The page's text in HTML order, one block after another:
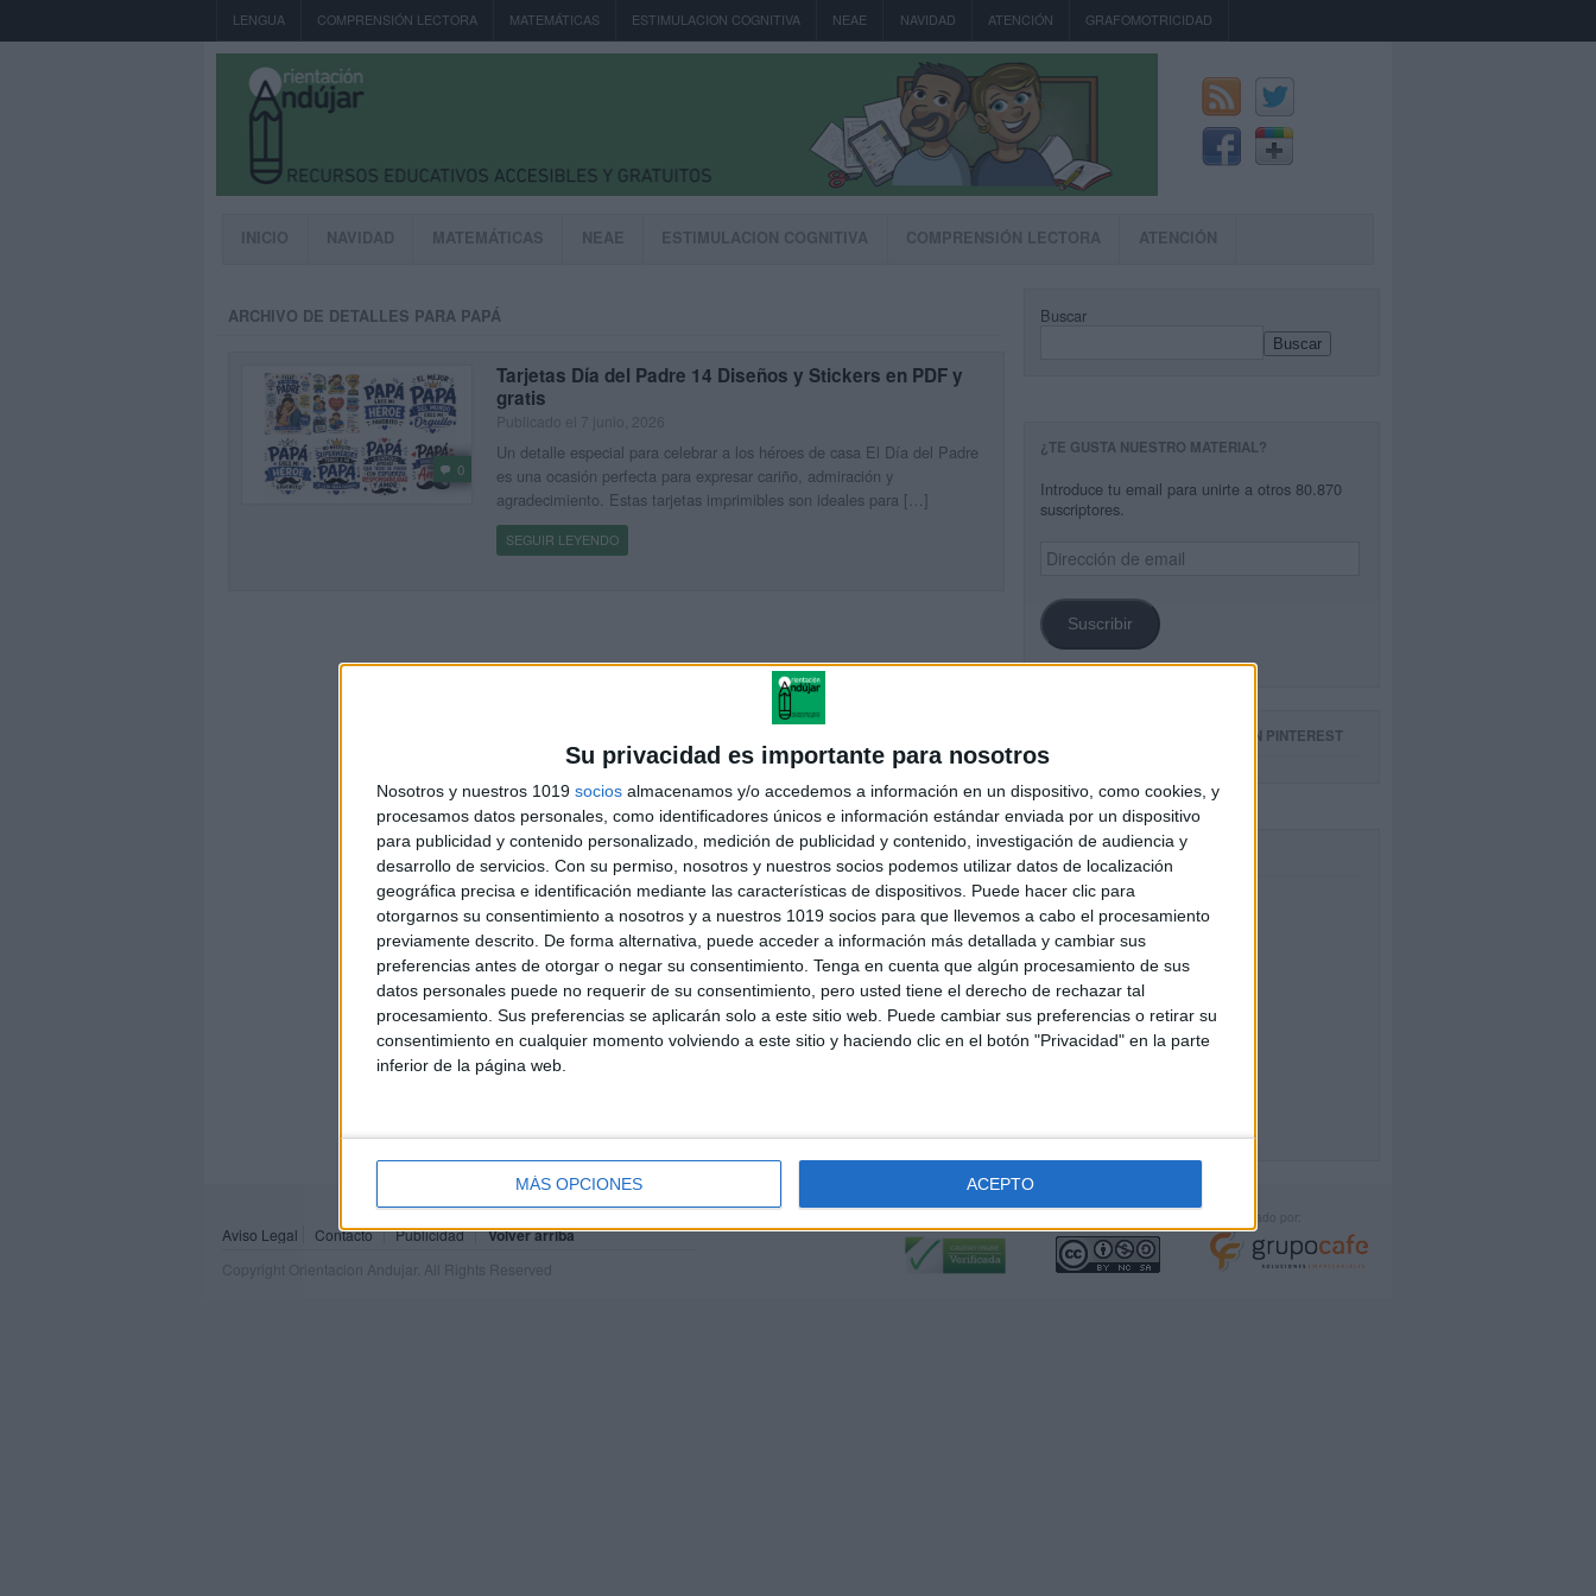
Su privacidad es importante para nosotros
Nosotros y nuestros 1019 socios almacenamos y/o accedemos a información en un dispositivo, como cookies, y
procesamos datos personales, como identificadores únicos e información estándar enviada por un dispositivo
para publicidad y contenido personalizado, medición de publicidad y contenido, investigación de audiencia y
desarrollo de servicios. Con su permiso, nosotros y nuestros socios podemos utilizar datos de localización
geográfica precisa e identificación mediante las características de dispositivos. Puede hacer clic para
otorgarnos su consentimiento a nosotros y a nuestros 1019 socios para que llevemos a cabo el procesamiento
previamente descrito. De forma alternativa, puede acceder a información más detallada y cambiar sus
preferencias antes de otorgar o negar su consentimiento. Tenga en cuenta que algún procesamiento de sus
datos personales puede no requerir de su consentimiento, pero usted tiene el derecho de rechazar tal
procesamiento. Sus preferencias se aplicarán solo a este sitio web. Puede cambiar sus preferencias o retirar su
consentimiento en cualquier momento volviendo a este sitio y haciendo clic en el botón "Privacidad" en la parte
inferior de la página web.
MÁS OPCIONES ACEPTO
LENGUA COMPRENSIÓN LECTORA MATEMÁTICAS ESTIMULACION COGNITIVA NEAE NAVIDAD ATENCIÓN GRAFOMOTRICIDAD
INICIO NAVIDAD MATEMÁTICAS NEAE ESTIMULACION COGNITIVA COMPRENSIÓN LECTORA ATENCIÓN
ARCHIVO DE DETALLES PARA PAPÁ
0
Tarjetas Día del Padre 14 Diseños y Stickers en PDF y
gratis
Un detalle especial para celebrar a los héroes de casa El Día del Padre
es una ocasión perfecta para expresar cariño, admiración y
agradecimiento. Estas tarjetas imprimibles son ideales para […]
SEGUIR LEYENDO
Buscar
Buscar
¿TE GUSTA NUESTRO MATERIAL?
Introduce tu email para unirte a otros 80.870
suscriptores.
Dirección
de
Suscribir
SIGUE NUESTROS TABLEROS EN PINTEREST
Aviso Legal Contacto Publicidad Volver arriba
Copyright Orientacion Andujar. All Rights Reserved